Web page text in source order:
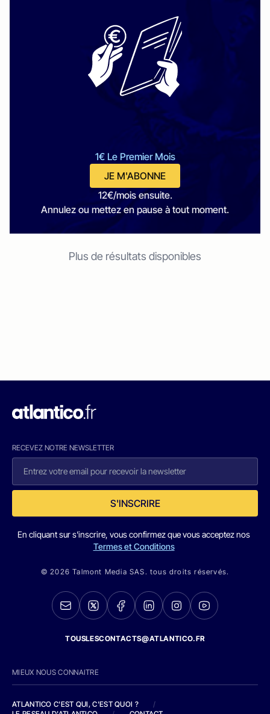
1€ Le Premier Mois
JE M'ABONNE
12€/mois ensuite.
Annulez ou mettez en pause à tout moment.
Plus de résultats disponibles
RECEVEZ NOTRE NEWSLETTER
S'INSCRIRE
En cliquant sur s'inscrire, vous confirmez que vous acceptez nos
Termes et Conditions
© 2026 Talmont Media SAS. tous droits réservés.
TOUSLESCONTACTS@ATLANTICO.FR
MIEUX NOUS CONNAITRE
ATLANTICO C'EST QUI, C'EST QUOI ?
/